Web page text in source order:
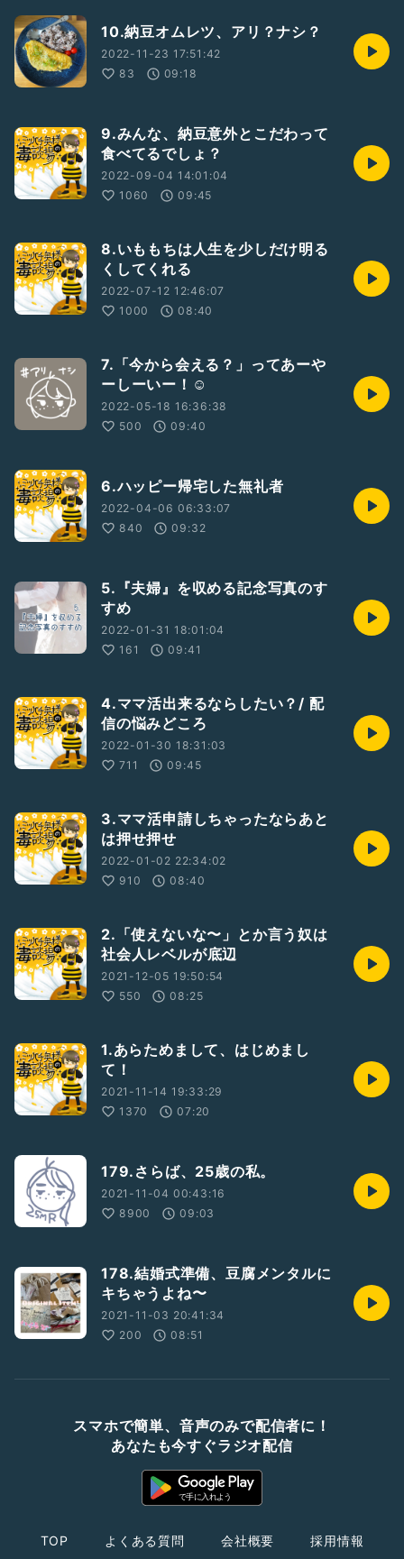
10.納豆オムレツ、アリ？ナシ？
2022-11-23 17:51:42
83
09:18
9.みんな、納豆意外とこだわって
食べてるでしょ？
2022-09-04 14:01:04
1060
09:45
8.いももちは人生を少しだけ明る
くしてくれる
2022-07-12 12:46:07
1000
08:40
7.「今から会える？」ってあーや
ーしーいー！☺️
2022-05-18 16:36:38
500
09:40
6.ハッピー帰宅した無礼者
2022-04-06 06:33:07
840
09:32
5.『夫婦』を収める記念写真のす
すめ
2022-01-31 18:01:04
161
09:41
4.ママ活出来るならしたい？/ 配
信の悩みどころ
2022-01-30 18:31:03
711
09:45
3.ママ活申請しちゃったならあと
は押せ押せ
2022-01-02 22:34:02
910
08:40
2.「使えないな〜」とか言う奴は
社会人レベルが底辺
2021-12-05 19:50:54
550
08:25
1.あらためまして、はじめまし
て！
2021-11-14 19:33:29
1370
07:20
179.さらば、25歳の私。
2021-11-04 00:43:16
8900
09:03
178.結婚式準備、豆腐メンタルに
キちゃうよね〜
2021-11-03 20:41:34
200
08:51
スマホで簡単、音声のみで配信者に！
あなたも今すぐラジオ配信
TOP よくある質問 会社概要 採用情報